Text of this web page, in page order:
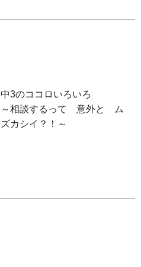
中3のココロいろいろ
～相談するって 意外と ム
ズカシイ？！～